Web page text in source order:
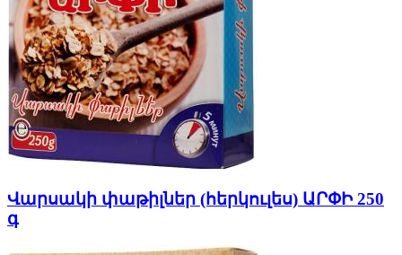
Վարսակի փաթիլներ (հերկուլես) ԱՐՓԻ 250
գ